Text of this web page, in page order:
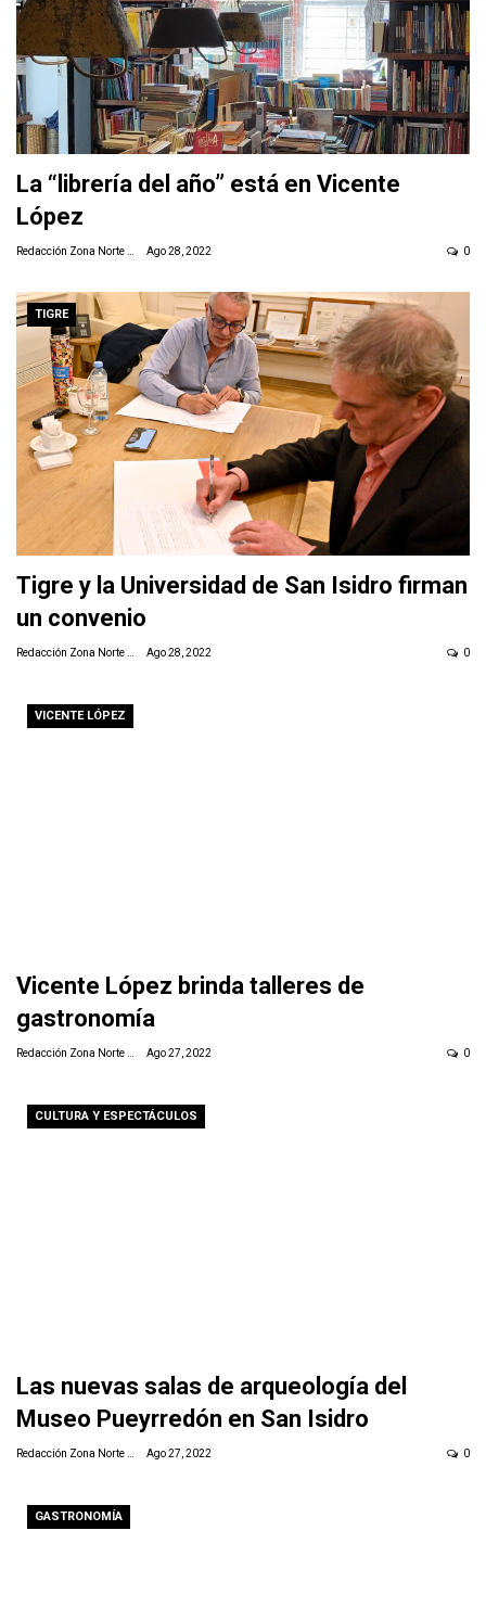
La “librería del año” está en Vicente
López
Ago 28, 2022 0
TIGRE
Tigre y la Universidad de San Isidro firman
un convenio
Ago 28, 2022 0
VICENTE LÓPEZ
Vicente López brinda talleres de
gastronomía
Ago 27, 2022 0
CULTURA Y ESPECTÁCULOS
Las nuevas salas de arqueología del
Museo Pueyrredón en San Isidro
Redacción Zona Norte Daily Ago 27, 2022 0
GASTRONOMÍA